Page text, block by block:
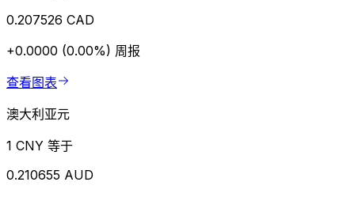
0.207526 CAD
+0.0000 (0.00%) 周报
查看图表
澳大利亚元
1 CNY 等于
0.210655 AUD